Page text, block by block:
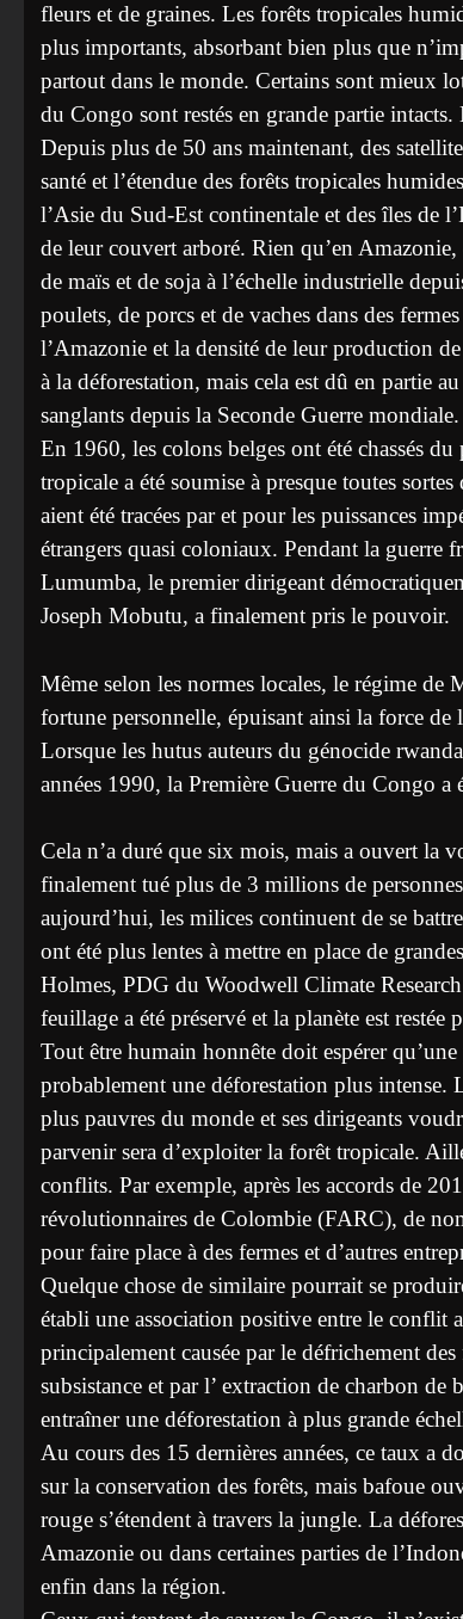
fleurs et de graines. Les forêts tropicales
plus importants, absorbant bien plus que
partout dans le monde. Certains sont mieux
du Congo sont restés en grande partie
Depuis plus de 50 ans maintenant, des
santé et l’étendue des forêts tropicales
l’Asie du Sud-Est continentale et des îles de
de leur couvert arboré. Rien qu’en Amazonie,
de maïs et de soja à l’échelle industrielle
poulets, de porcs et de vaches dans des
l’Amazonie et la densité de leur production
à la déforestation, mais cela est dû en partie
sanglants depuis la Seconde Guerre mondiale.
En 1960, les colons belges ont été chassés
tropicale a été soumise à presque toutes
aient été tracées par et pour les puissances
étrangers quasi coloniaux. Pendant la guerre
Lumumba, le premier dirigeant
Joseph Mobutu, a finalement pris le pouvoir.
Même selon les normes locales, le régime
fortune personnelle, épuisant ainsi la force de
Lorsque les hutus auteurs du génocide
années 1990, la Première Guerre du Congo a
Cela n’a duré que six mois, mais a ouvert la
finalement tué plus de 3 millions de
aujourd’hui, les milices continuent de se
ont été plus lentes à mettre en place de
Holmes, PDG du Woodwell Climate
feuillage a été préservé et la planète est restée
Tout être humain honnête doit espérer
probablement une déforestation plus
plus pauvres du monde et ses dirigeants
parvenir sera d’exploiter la forêt tropicale.
conflits. Par exemple, après les accords de
révolutionnaires de Colombie (FARC), de
pour faire place à des fermes et d’autres
Quelque chose de similaire pourrait se
établi une association positive entre le conflit
principalement causée par le défrichement
subsistance et par l’ extraction de charbon
entraîner une déforestation à plus grande
Au cours des 15 dernières années, ce taux a
sur la conservation des forêts, mais bafoue
rouge s’étendent à travers la jungle. La
Amazonie ou dans certaines parties de
enfin dans la région.